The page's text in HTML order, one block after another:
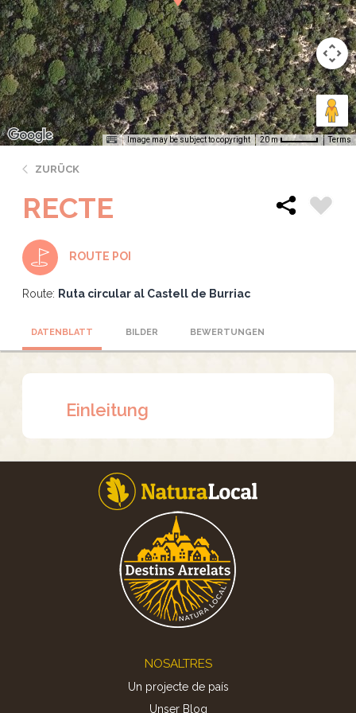
Image may be subject to copyright 20 m Terms
ZURÜCK
RECTE
ROUTE POI
Route: Ruta circular al Castell de Burriac
DATENBLATT BILDER BEWERTUNGEN
Einleitung
NOSALTRES
Un projecte de país
Unser Blog